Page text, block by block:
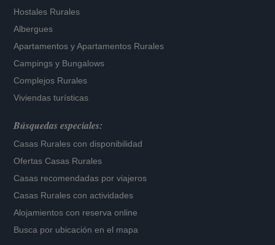
Hostales Rurales
Albergues
Apartamentos yApartamentos Rurales
Campings y Bungalows
Complejos Rurales
Viviendas turísticas
Búsquedas especiales:
Casas Rurales con disponibilidad
Ofertas Casas Rurales
Casas recomendadas por viajeros
Casas Rurales con actividades
Alojamientos con reserva online
Busca por ubicación en el mapa